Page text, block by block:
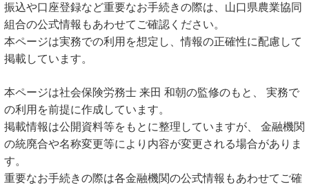
振込や口座登録など重要なお手続きの際は、山口県農業協同
組合の公式情報もあわせてご確認ください。
本ページは実務での利用を想定し、情報の正確性に配慮して
掲載しています。
本ページは社会保険労務士 来田 和朝の監修のもと、 実務で
の利用を前提に作成しています。
掲載情報は公開資料等をもとに整理していますが、 金融機関
の統廃合や名称変更等により内容が変更される場合がありま
す。
重要なお手続きの際は各金融機関の公式情報もあわせてご確